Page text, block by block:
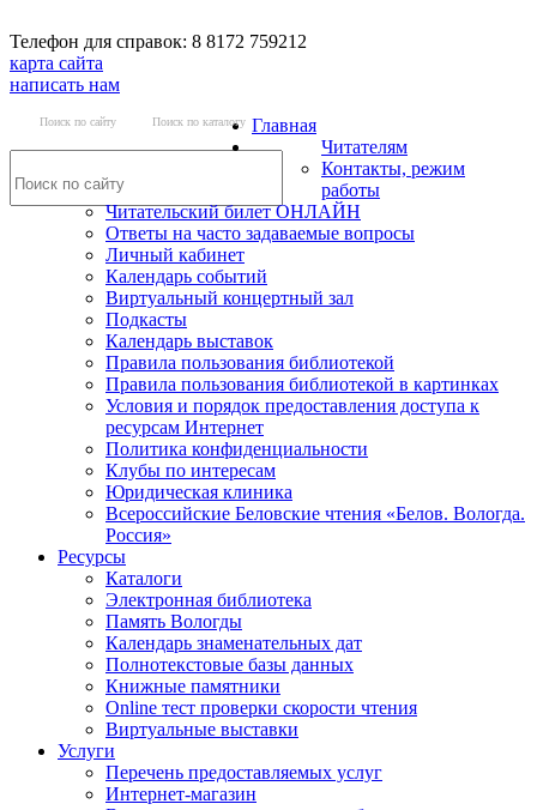
Телефон для справок: 8 8172 759212
карта сайта
написать нам
Поиск по сайту Поиск по каталогу Главная
Читателям
Контакты, режим
работы
Читательский билет ОНЛАЙН
Ответы на часто задаваемые вопросы
Личный кабинет
Календарь событий
Виртуальный концертный зал
Подкасты
Календарь выставок
Правила пользования библиотекой
Правила пользования библиотекой в картинках
Условия и порядок предоставления доступа к
ресурсам Интернет
Политика конфиденциальности
Клубы по интересам
Юридическая клиника
Всероссийские Беловские чтения «Белов. Вологда.
Россия»
Ресурсы
Каталоги
Электронная библиотека
Память Вологды
Календарь знаменательных дат
Полнотекстовые базы данных
Книжные памятники
Online тест проверки скорости чтения
Виртуальные выставки
Услуги
Перечень предоставляемых услуг
Интернет-магазин